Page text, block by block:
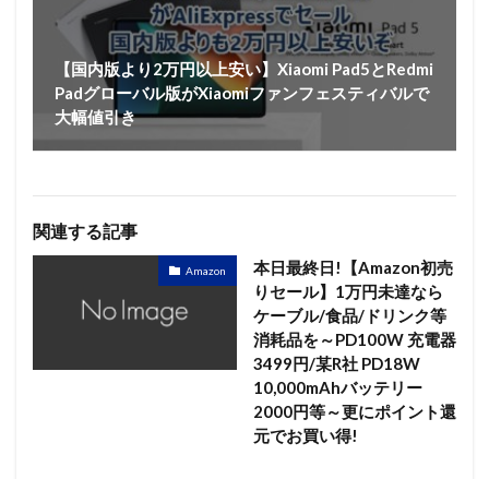
【国内版より2万円以上安い】Xiaomi Pad5とRedmi
Padグローバル版がXiaomiファンフェスティバルで
大幅値引き
関連する記事
Amazon
本日最終日!【Amazon初売
りセール】1万円未達なら
ケーブル/食品/ドリンク等
消耗品を～PD100W 充電器
3499円/某R社 PD18W
10,000mAhバッテリー
2000円等～更にポイント還
元でお買い得!